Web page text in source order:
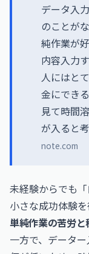
データ入
のことが
純作業が
内容入力
人にはと
金にでき
見て時間
が入ると
note.com
未経験からでも
小さな成功体験
単純作業の苦労
一方で、データ